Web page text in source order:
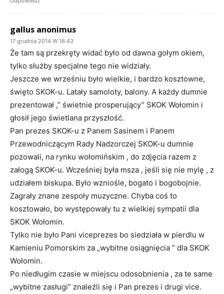
gallus anonimus
17 grudnia 2014 W 16:43
Że tam są przekręty widać było od dawna gołym okiem,
tylko służby specjalne tego nie widziały.
Jeszcze we wrześniu było wielkie, i bardzo kosztowne,
święto SKOK-u. Latały samoloty, balony. A każdy dumnie
prezentował ,” świetnie prosperujący” SKOK Wołomin i
głosił jego świetlana przyszłość.
Pan prezes SKOK-u z Panem Sasinem i Panem
Przewodniczącym Rady Nadzorczej SKOK-u dumnie
pozowali, na rynku wołomińskim , do zdjęcia razem z
załogą SKOK-u. Wcześniej była msza , jeśli się nie mylę , z
udziałem biskupa. Było wzniośle, bogato i bogobojnie.
Zagrały znane zespoły muzyczne. Chyba coś to
kosztowało, bo występowały tu z wielkiej sympatii dla
SKOK Wołomin.
Tylko nie było Pani viceprezes bo siedziała w pierdlu w
Kamieniu Pomorskim za „wybitne osiągnięcia ” dla SKOK
Wołomin.
Po niedługim czasie w miejscu odosobnienia , za te same
„wybitne zasługi” znaleźli się i Pan prezes i drugi vice.